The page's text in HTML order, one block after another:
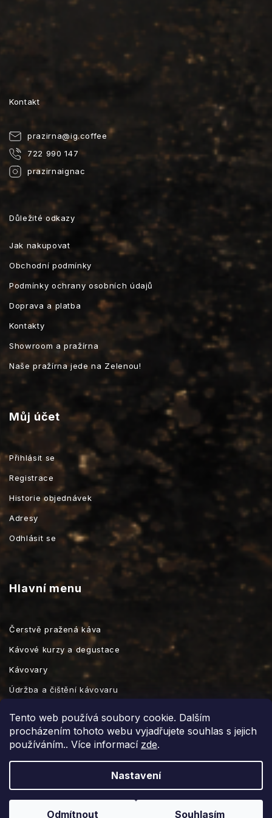
Tento web používá soubory cookie. Dalším
procházením tohoto webu vyjadřujete souhlas s jejich
používáním.. Více informací zde.
Nastavení
Odmítnout Souhlasím
Kontakt
prazirna@ig.coffee
722 990 147
prazirnaignac
Důležité odkazy
Jak nakupovat
Obchodní podmínky
Podmínky ochrany osobních údajů
Doprava a platba
Kontakty
Showroom a pražírna
Naše pražírna jede na Zelenou!
Můj účet
Přihlásit se
Registrace
Historie objednávek
Adresy
Odhlásit se
Hlavní menu
Čerstvě pražená káva
Kávové kurzy a degustace
Kávovary
Údržba a čištění kávovaru
Copyright 2026prazirnaignac.cz. Všechna práva vyhrazena.